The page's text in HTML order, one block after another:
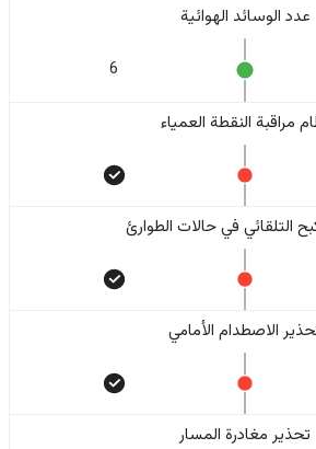
عدد الوسائد الهوائية
6
مراقبة النقطة العمياء
التلقائي في حالات الطوارئ
الاصطدام الأمامي
تحذير مغادرة المسار